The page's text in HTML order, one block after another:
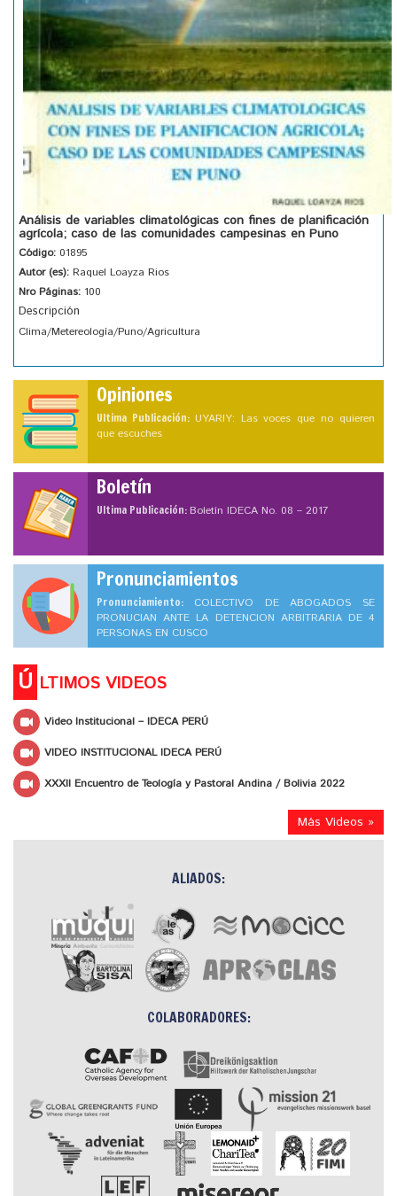
Análisis de variables climatológicas con fines de planificación
agrícola; caso de las comunidades campesinas en Puno
Código: 01895
Autor (es): Raquel Loayza Rios
Nro Páginas: 100
Descripción
Clima/Metereología/Puno/Agricultura
Opiniones
Ultima Publicación: UYARIY: Las voces que no quieren
que escuches
Boletín
Ultima Publicación:Boletín IDECA No. 08 – 2017
Pronunciamientos
Pronunciamiento: COLECTIVO DE ABOGADOS SE
PRONUCIAN ANTE LA DETENCION ARBITRARIA DE 4
PERSONAS EN CUSCO
Ú LTIMOS VIDEOS
Video Institucional – IDECA PERÚ
VIDEO INSTITUCIONAL IDECA PERÚ
XXXII Encuentro de Teología y Pastoral Andina / Bolivia 2022
Más Videos »
ALIADOS:
COLABORADORES: